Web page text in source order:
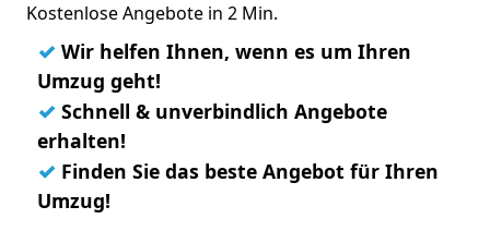
Kostenlose Angebote in 2 Min.
✓ Wir helfen Ihnen, wenn es um Ihren
Umzug geht!
✓ Schnell & unverbindlich Angebote
erhalten!
✓ Finden Sie das beste Angebot für Ihren
Umzug!